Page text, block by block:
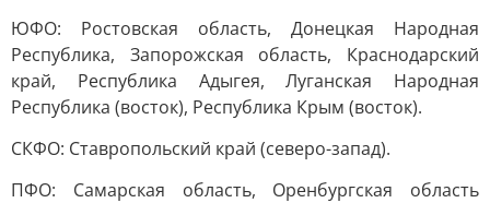
ЮФО: Ростовская область, Донецкая Народная
Республика, Запорожская область, Краснодарский
край, Республика Адыгея, Луганская Народная
Республика (восток), Республика Крым (восток).
СКФО: Ставропольский край (северо-запад).
ПФО: Самарская область, Оренбургская область